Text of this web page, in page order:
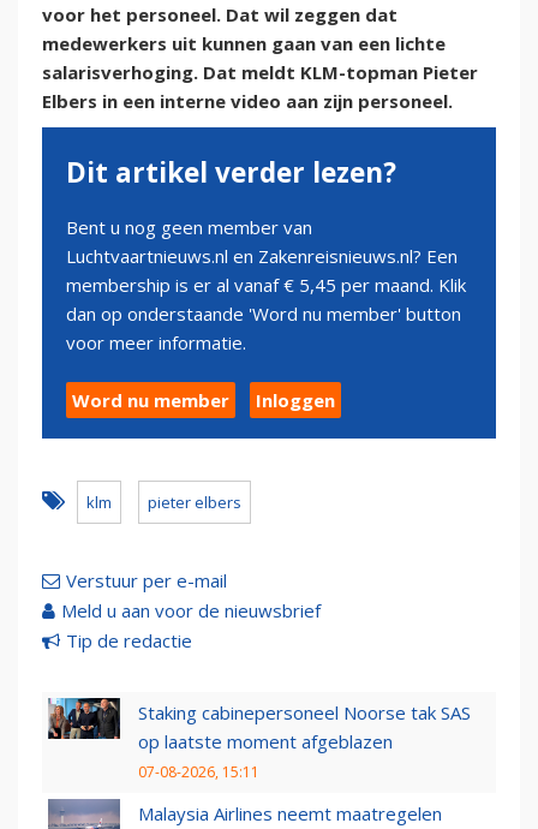
voor het personeel. Dat wil zeggen dat
medewerkers uit kunnen gaan van een lichte
salarisverhoging. Dat meldt KLM-topman Pieter
Elbers in een interne video aan zijn personeel.
Dit artikel verder lezen?
Bent u nog geen member van
Luchtvaartnieuws.nl en Zakenreisnieuws.nl? Een
membership is er al vanaf € 5,45 per maand. Klik
dan op onderstaande 'Word nu member' button
voor meer informatie.
Word nu member Inloggen
klm pieter elbers
Verstuur per e-mail
Meld u aan voor de nieuwsbrief
Tip de redactie
Staking cabinepersoneel Noorse tak SAS
op laatste moment afgeblazen
07-08-2026, 15:11
Malaysia Airlines neemt maatregelen